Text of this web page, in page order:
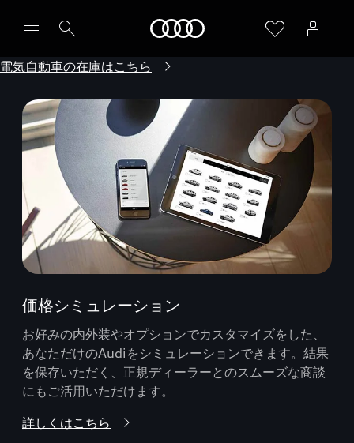
電気自動車の在庫はこちら
価格シミュレーション
お好みの内外装やオプションでカスタマイズをした、
あなただけのAudiをシミュレーションできます。結果
を保存いただく、正規ディーラーとのスムーズな商談
にもご活用いただけます。
詳しくはこちら